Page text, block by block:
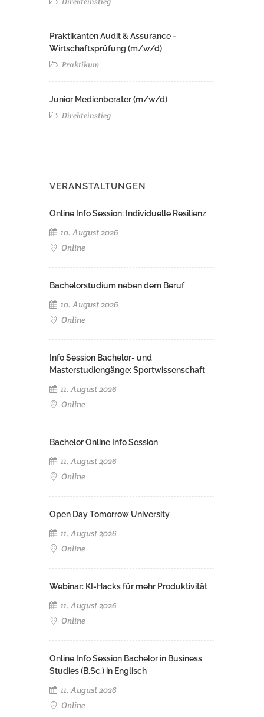
Praktikanten Audit & Assurance -
Wirtschaftsprüfung (m/w/d)
Praktikum
Junior Medienberater (m/w/d)
Direkteinstieg
VERANSTALTUNGEN
Online Info Session: Individuelle Resilienz
10. August 2026
Online
Bachelorstudium neben dem Beruf
10. August 2026
Online
Info Session Bachelor- und
Masterstudiengänge: Sportwissenschaft
11. August 2026
Online
Bachelor Online Info Session
11. August 2026
Online
Open Day Tomorrow University
11. August 2026
Online
Webinar: KI-Hacks für mehr Produktivität
11. August 2026
Online
Online Info Session Bachelor in Business
Studies (B.Sc.) in Englisch
11. August 2026
Online